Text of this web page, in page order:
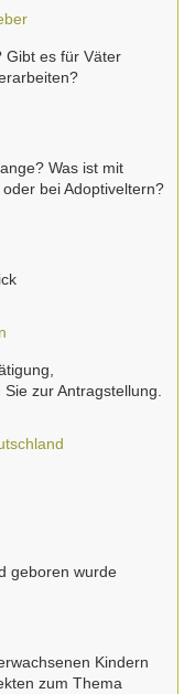
Gibt es für Väter
Was ist mit
bei Adoptiveltern?
zur Antragstellung.
geboren wurde
Kindern
zum Thema